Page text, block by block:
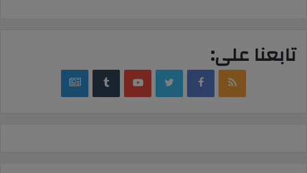
تابعنا على:
RSS
Facebook
Twitter
YouTube
‏Tumblr
google